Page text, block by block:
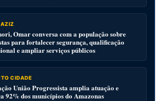
Omar conversa com a população sobre
para fortalecer segurança, qualificação
e ampliar serviços públicos
CIDADE
União Progressista amplia atuação e
92% dos municípios do Amazonas